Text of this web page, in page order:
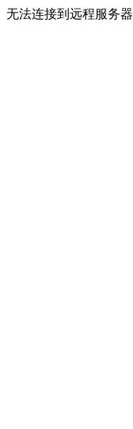
无法连接到远程服务器